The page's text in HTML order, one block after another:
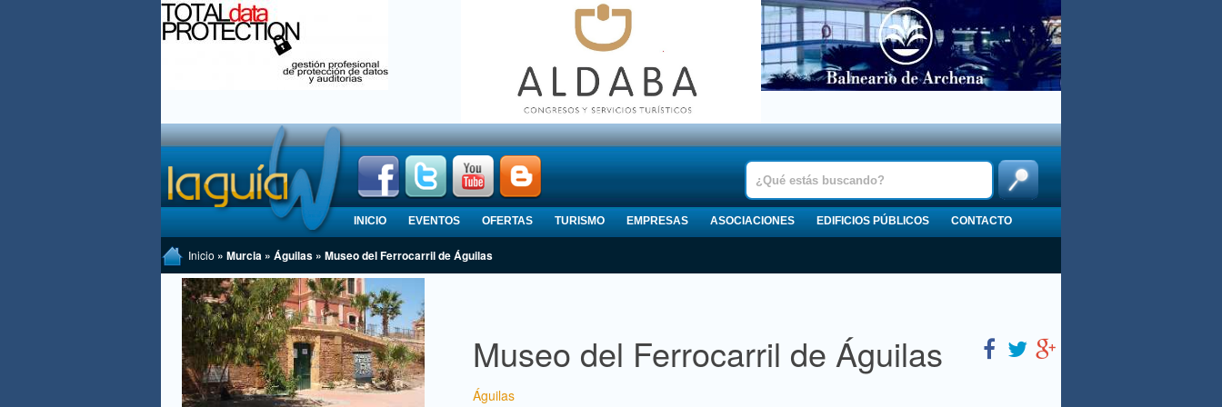
INICIO EVENTOS OFERTAS TURISMO EMPRESAS ASOCIACIONES EDIFICIOS PÚBLICOS CONTACTO
Inicio » Murcia » Águilas » Museo del Ferrocarril de Águilas
Museo del Ferrocarril de Águilas
Águilas